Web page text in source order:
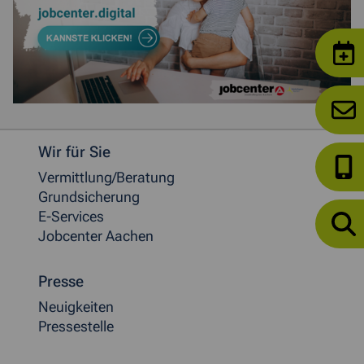
Weitere allgemeine Informationen
Wir für Sie
Vermittlung/Beratung
Grundsicherung
E-Services
Jobcenter Aachen
Presse
Neuigkeiten
Pressestelle